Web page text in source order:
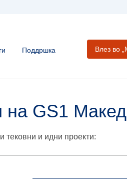
Поддршка Влез во
на GS1
тековни и идни проекти: